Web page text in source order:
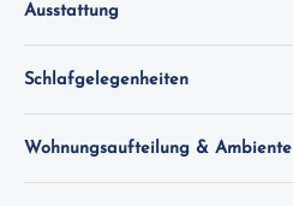
Ausstattung
Schlafgelegenheiten
Wohnungsaufteilung & Ambiente